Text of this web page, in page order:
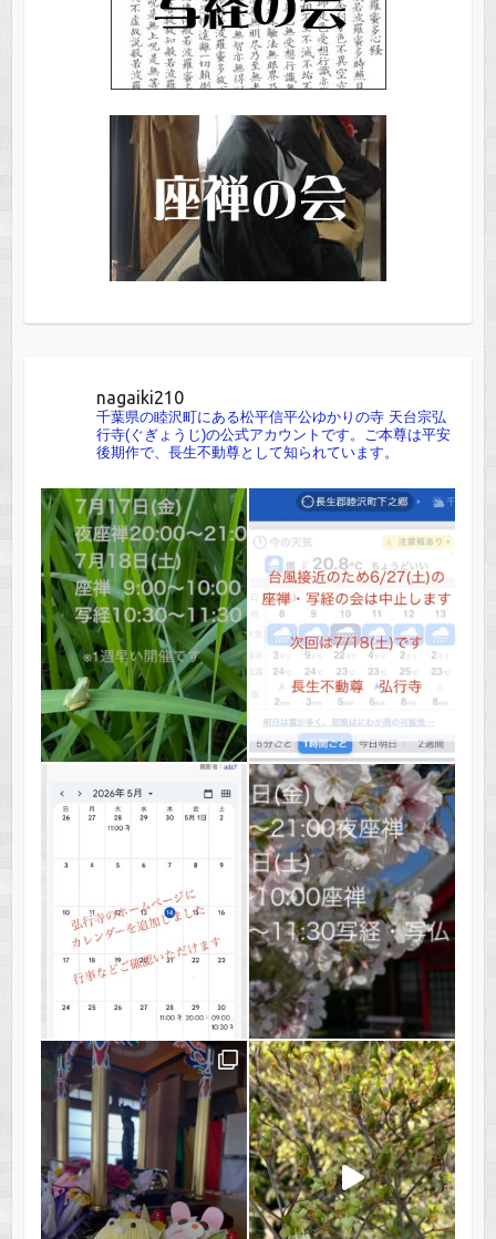
nagaiki210
千葉県の睦沢町にある松平信平公ゆかりの寺 天台宗弘
行寺(ぐぎょうじ)の公式アカウントです。ご本尊は平安
後期作で、長生不動尊として知られています。